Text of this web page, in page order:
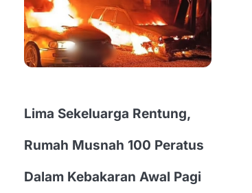
Lima Sekeluarga Rentung,
Rumah Musnah 100 Peratus
Dalam Kebakaran Awal Pagi